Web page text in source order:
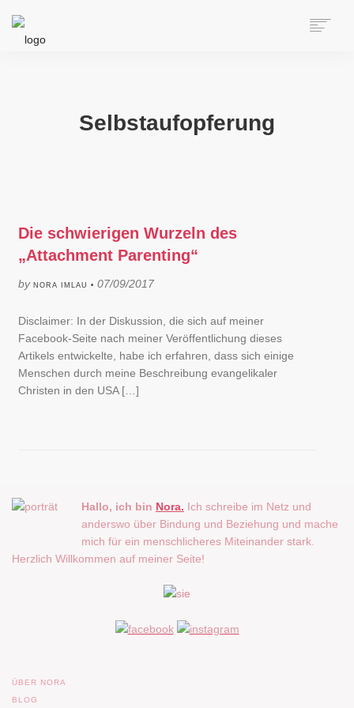
SEARCH
Selbstaufopferung
Die schwierigen Wurzeln des
„Attachment Parenting“
by NORA IMLAU •07/09/2017
Disclaimer: In der Diskussion, die sich auf meiner
Facebook-Seite nach meiner Veröffentlichung dieses
Artikels entwickelte, habe ich erfahren, dass sich einige
Menschen durch meine Beschreibung evangelikaler
Christen in den USA […]
Hallo, ich bin Nora. Ich schreibe im Netz und
anderswo über Bindung und Beziehung und mache
mich für ein menschlicheres Miteinander stark.
Herzlich Willkommen auf meiner Seite!
ÜBER NORA
BLOG